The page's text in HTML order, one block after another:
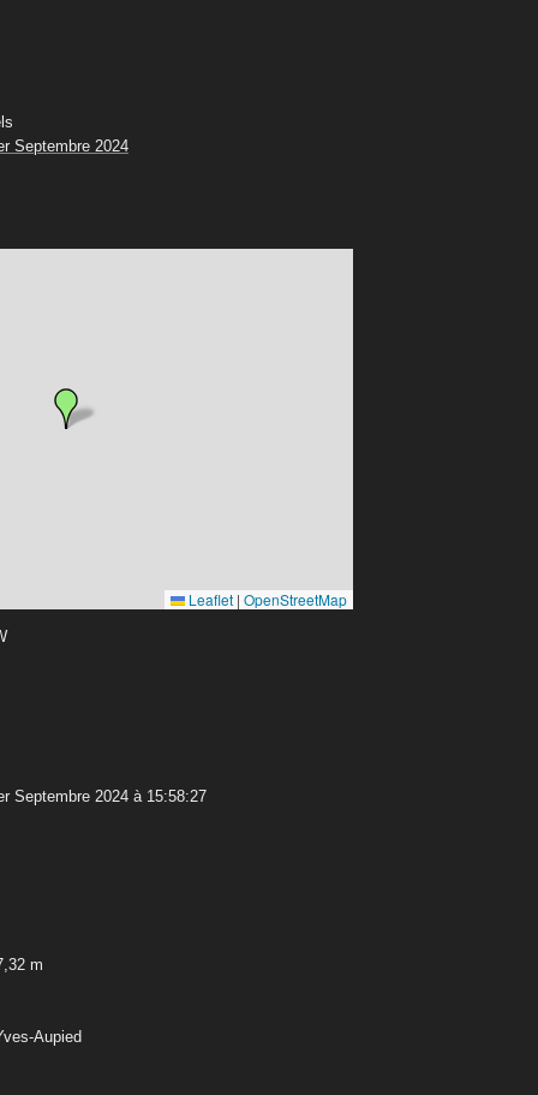
Septembre 2024
Leaflet | OpenStreetMap
Septembre 2024 à 15:58:27
m
Aupied